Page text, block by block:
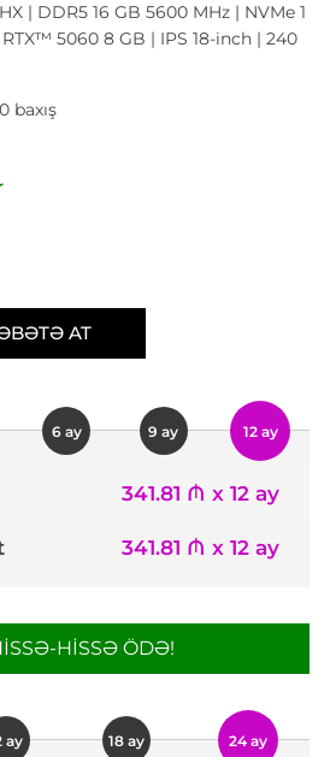
| DDR5 16 GB 5600 MHz | NVMe 1
5060 8 GB | IPS 18-inch | 240
baxış
AT
6 ay 9 ay 12 ay
341.81 ₼ x 12 ay
341.81 ₼ x 12 ay
HISSƏ ÖDƏ!
ay 18 ay 24 ay